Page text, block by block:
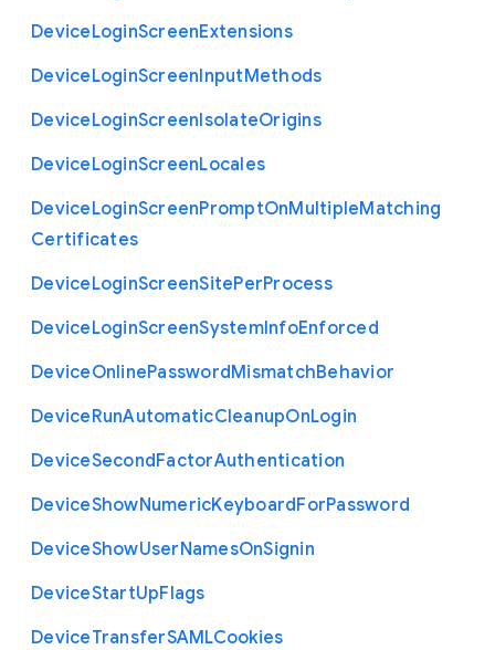
DeviceLoginScreenExtensions
DeviceLoginScreenInputMethods
DeviceLoginScreenIsolateOrigins
DeviceLoginScreenLocales
DeviceLoginScreenPromptOnMultipleMatching
Certificates
DeviceLoginScreenSitePerProcess
DeviceLoginScreenSystemInfoEnforced
DeviceOnlinePasswordMismatchBehavior
DeviceRunAutomaticCleanupOnLogin
DeviceSecondFactorAuthentication
DeviceShowNumericKeyboardForPassword
DeviceShowUserNamesOnSignin
DeviceStartUpFlags
DeviceTransferSAMLCookies